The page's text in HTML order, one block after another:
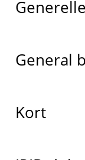
General
Kort